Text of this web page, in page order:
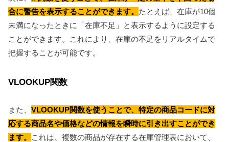
合に警告を表示することができます。 たとえば、在庫が10個
未満になったときに「在庫不足」と表示するように設定する
ことができます。これにより、在庫の不足をリアルタイムで
把握することが可能です。
VLOOKUP関数
また、 VLOOKUP関数を使うことで、特定の商品コードに対
応する商品名や価格などの情報を瞬時に引き出すことができ
ます。
これは、複数の商品が存在する在庫管理表において、